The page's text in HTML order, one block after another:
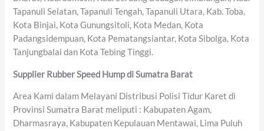
Tapanuli Selatan, Tapanuli Tengah, Tapanuli Utara, Kab. Toba,
Kota Binjai, Kota Gunungsitoli, Kota Medan, Kota
Padangsidempuan, Kota Pematangsiantar, Kota Sibolga, Kota
Tanjungbalai dan Kota Tebing Tinggi.
Supplier Rubber Speed Hump di Sumatra Barat
Area Kami dalam Melayani Distribusi Polisi Tidur Karet di
Provinsi Sumatra Barat meliputi : Kabupaten Agam,
Dharmasraya, Kabupaten Kepulauan Mentawai, Lima Puluh